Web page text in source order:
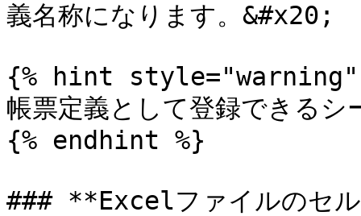
義名称になります。&#x20;
{% hint style="warning"
帳票定義として登録できる
{% endhint %}
### **Excelファイルのセ